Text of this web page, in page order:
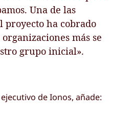
Una de las
proyecto ha cobrado
más se
grupo inicial».
de Ionos, añade: